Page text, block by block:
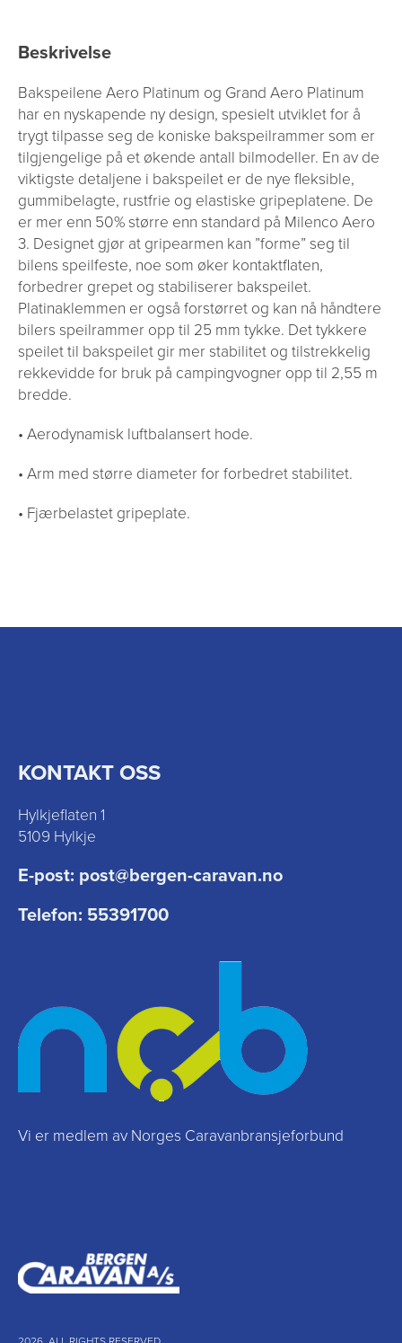
Beskrivelse
Bakspeilene Aero Platinum og Grand Aero Platinum
har en nyskapende ny design, spesielt utviklet for å
trygt tilpasse seg de koniske bakspeilrammer som er
tilgjengelige på et økende antall bilmodeller. En av de
viktigste detaljene i bakspeilet er de nye fleksible,
gummibelagte, rustfrie og elastiske gripeplatene. De
er mer enn 50% større enn standard på Milenco Aero
3. Designet gjør at gripearmen kan ”forme” seg til
bilens speilfeste, noe som øker kontaktflaten,
forbedrer grepet og stabiliserer bakspeilet.
Platinaklemmen er også forstørret og kan nå håndtere
bilers speilrammer opp til 25 mm tykke. Det tykkere
speilet til bakspeilet gir mer stabilitet og tilstrekkelig
rekkevidde for bruk på campingvogner opp til 2,55 m
bredde.
• Aerodynamisk luftbalansert hode.
• Arm med større diameter for forbedret stabilitet.
• Fjærbelastet gripeplate.
KONTAKT OSS
Hylkjeflaten 1
5109 Hylkje
E-post: post@bergen-caravan.no
Telefon: 55391700
Vi er medlem av Norges Caravanbransjeforbund